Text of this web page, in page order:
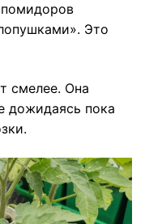
Это
смелее. Она
дожидаясь пока